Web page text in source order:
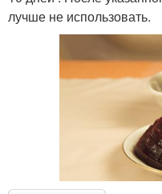
лучше не использовать.